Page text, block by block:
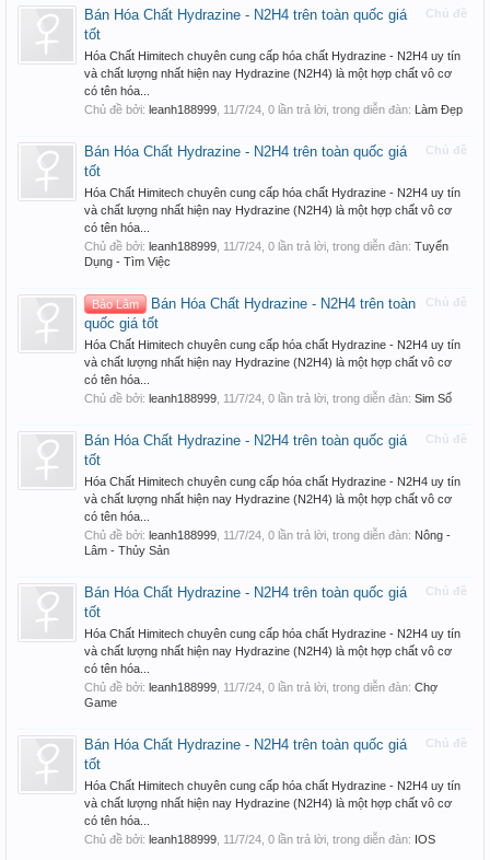
Chủ đề
Bán Hóa Chất Hydrazine - N2H4 trên toàn quốc giá
tốt
Hóa Chất Himitech chuyên cung cấp hóa chất Hydrazine - N2H4 uy tín
và chất lượng nhất hiện nay Hydrazine (N2H4) là một hợp chất vô cơ
có tên hóa...
Chủ đề bởi: leanh188999 11/7/24 , 0 lần trả lời, trong diễn đàn: Làm Đẹp
Chủ đề
Bán Hóa Chất Hydrazine - N2H4 trên toàn quốc giá
tốt
Hóa Chất Himitech chuyên cung cấp hóa chất Hydrazine - N2H4 uy tín
và chất lượng nhất hiện nay Hydrazine (N2H4) là một hợp chất vô cơ
có tên hóa...
Chủ đề bởi: leanh188999 11/7/24 , 0 lần trả lời, trong diễn đàn: Tuyển
Dụng - Tìm Việc
Chủ đề
Bảo Lâm
Bán Hóa Chất Hydrazine - N2H4 trên toàn
quốc giá tốt
Hóa Chất Himitech chuyên cung cấp hóa chất Hydrazine - N2H4 uy tín
và chất lượng nhất hiện nay Hydrazine (N2H4) là một hợp chất vô cơ
có tên hóa...
Chủ đề bởi: leanh188999 11/7/24 , 0 lần trả lời, trong diễn đàn: Sim Số
Chủ đề
Bán Hóa Chất Hydrazine - N2H4 trên toàn quốc giá
tốt
Hóa Chất Himitech chuyên cung cấp hóa chất Hydrazine - N2H4 uy tín
và chất lượng nhất hiện nay Hydrazine (N2H4) là một hợp chất vô cơ
có tên hóa...
Chủ đề bởi: leanh188999 11/7/24 , 0 lần trả lời, trong diễn đàn: Nông -
Lâm - Thủy Sản
Chủ đề
Bán Hóa Chất Hydrazine - N2H4 trên toàn quốc giá
tốt
Hóa Chất Himitech chuyên cung cấp hóa chất Hydrazine - N2H4 uy tín
và chất lượng nhất hiện nay Hydrazine (N2H4) là một hợp chất vô cơ
có tên hóa...
Chủ đề bởi: leanh188999 11/7/24 , 0 lần trả lời, trong diễn đàn: Chợ
Game
Chủ đề
Bán Hóa Chất Hydrazine - N2H4 trên toàn quốc giá
tốt
Hóa Chất Himitech chuyên cung cấp hóa chất Hydrazine - N2H4 uy tín
và chất lượng nhất hiện nay Hydrazine (N2H4) là một hợp chất vô cơ
có tên hóa...
Chủ đề bởi: leanh188999 11/7/24 , 0 lần trả lời, trong diễn đàn: IOS